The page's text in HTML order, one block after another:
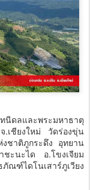
นีดลและพระมหาธาตุ
เชียงใหม่ วัดร่องขุ่น
งชาติภูกระดึง อุทยาน
ะนะได อ.โขงเจียม
ไดโนเสาร์ภูเวียง